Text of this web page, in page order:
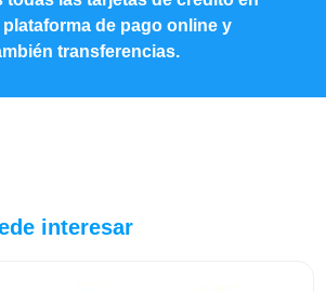
de pago online y
transferencias.
interesar